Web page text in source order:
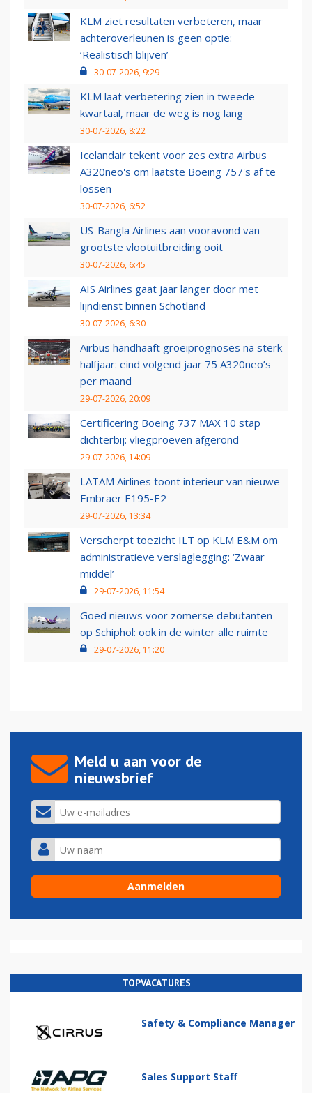
KLM ziet resultaten verbeteren, maar
achteroverleunen is geen optie:
‘Realistisch blijven’
30-07-2026, 9:29
KLM laat verbetering zien in tweede
kwartaal, maar de weg is nog lang
30-07-2026, 8:22
Icelandair tekent voor zes extra Airbus
A320neo's om laatste Boeing 757's af te
lossen
30-07-2026, 6:52
US-Bangla Airlines aan vooravond van
grootste vlootuitbreiding ooit
30-07-2026, 6:45
AIS Airlines gaat jaar langer door met
lijndienst binnen Schotland
30-07-2026, 6:30
Airbus handhaaft groeiprognoses na sterk
halfjaar: eind volgend jaar 75 A320neo’s
per maand
29-07-2026, 20:09
Certificering Boeing 737 MAX 10 stap
dichterbij: vliegproeven afgerond
29-07-2026, 14:09
LATAM Airlines toont interieur van nieuwe
Embraer E195-E2
29-07-2026, 13:34
Verscherpt toezicht ILT op KLM E&M om
administratieve verslaglegging: ‘Zwaar
middel’
29-07-2026, 11:54
Goed nieuws voor zomerse debutanten
op Schiphol: ook in de winter alle ruimte
29-07-2026, 11:20
Meld u aan voor de
nieuwsbrief
TOPVACATURES
Safety & Compliance Manager
Sales Support Staff